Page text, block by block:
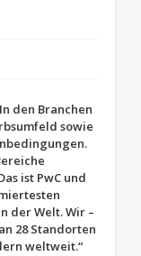
den Branchen
sowie
ist PwC und
der Welt. Wir –
28 Standorten
weltweit.“